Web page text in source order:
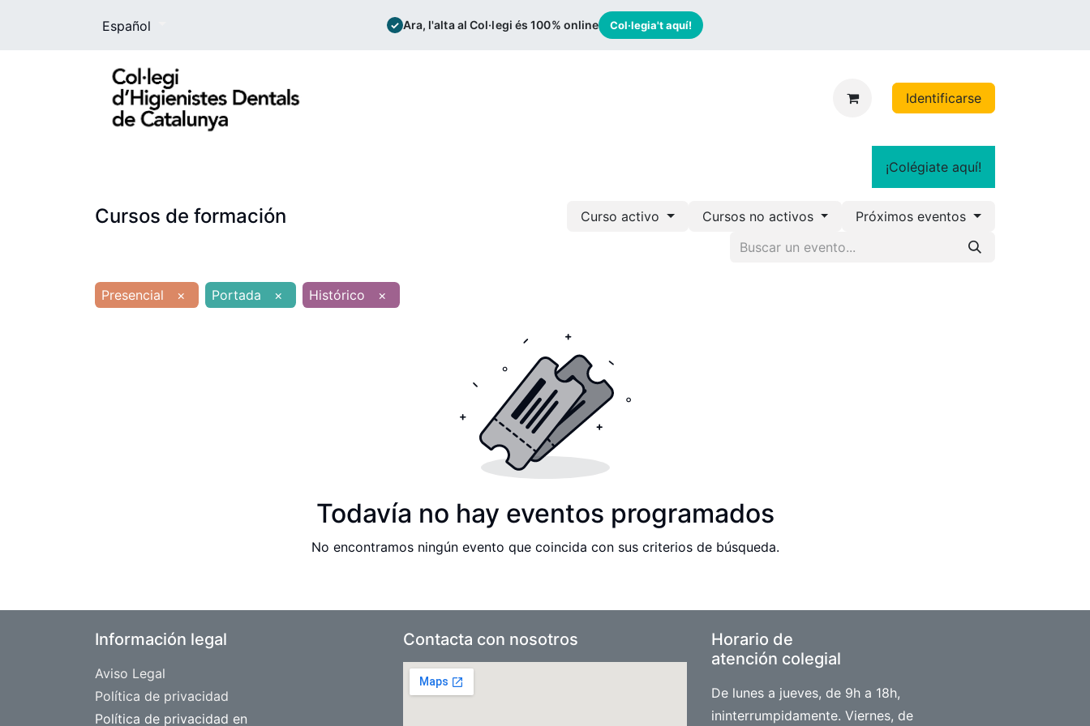
Español ✓ Ara, l'alta al Col·legi és 100% online Col·legia't aquí!
Identificarse
¡Colégiate aquí!
Cursos de formación Curso activo Cursos no activos Próximos eventos
Presencial × Portada × Histórico ×
Todavía no hay eventos programados
No encontramos ningún evento que coincida con sus criterios de búsqueda.
Información legal
Aviso Legal
​Política de privacidad
Política de privacidad en
Contacta con nosotros
Horario de
atención colegial
De lunes a jueves, de 9h a 18h,
ininterrumpidamente. Viernes, de